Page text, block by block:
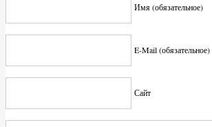
Имя (обязательное)
E-Mail (обязательное)
Сайт